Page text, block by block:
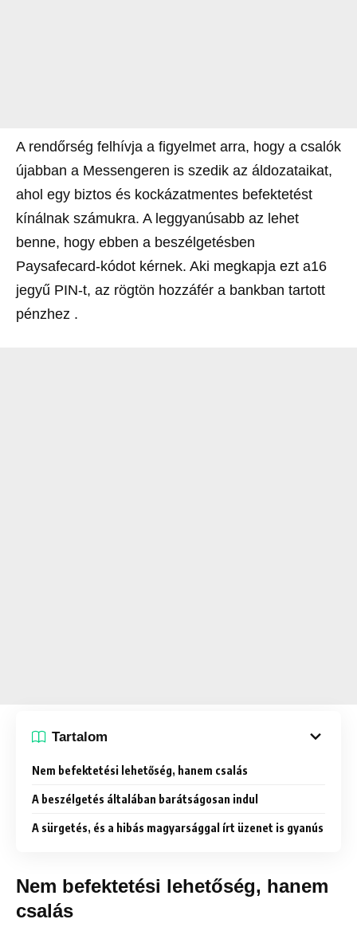
A rendőrség felhívja a figyelmet arra, hogy a csalók
újabban a Messengeren is szedik az áldozataikat,
ahol egy biztos és kockázatmentes befektetést
kínálnak számukra. A leggyanúsabb az lehet
benne, hogy ebben a beszélgetésben
Paysafecard-kódot kérnek. Aki megkapja ezt a16
jegyű PIN-t, az rögtön hozzáfér a bankban tartott
pénzhez .
Tartalom
Nem befektetési lehetőség, hanem csalás
A beszélgetés általában barátságosan indul
A sürgetés, és a hibás magyarsággal írt üzenet is gyanús
Nem befektetési lehetőség, hanem
csalás